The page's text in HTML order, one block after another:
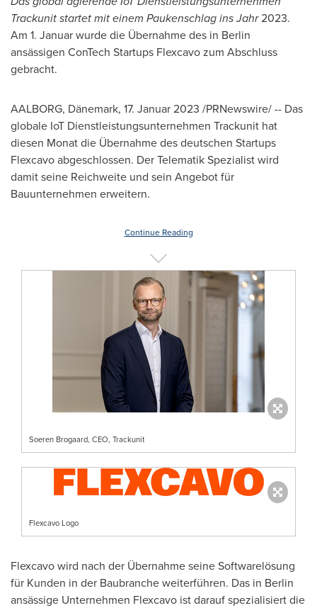
Trackunit startet mit einem Paukenschlag ins Jahr2023.
Am 1. Januar wurde die Übernahme des in Berlin
ansässigen ConTech Startups Flexcavo zum Abschluss
gebracht.
AALBORG, Dänemark, 17. Januar 2023 /PRNewswire/ -- Das
globale IoT Dienstleistungsunternehmen Trackunit hat
diesen Monat die Übernahme des deutschen Startups
Flexcavo abgeschlossen. Der Telematik Spezialist wird
damit seine Reichweite und sein Angebot für
Bauunternehmen erweitern.
Continue Reading
Soeren Brogaard, CEO, Trackunit
Flexcavo Logo
Flexcavo wird nach der Übernahme seine Softwarelösung
für Kunden in der Baubranche weiterführen. Das in Berlin
ansässige Unternehmen Flexcavo ist darauf spezialisiert die